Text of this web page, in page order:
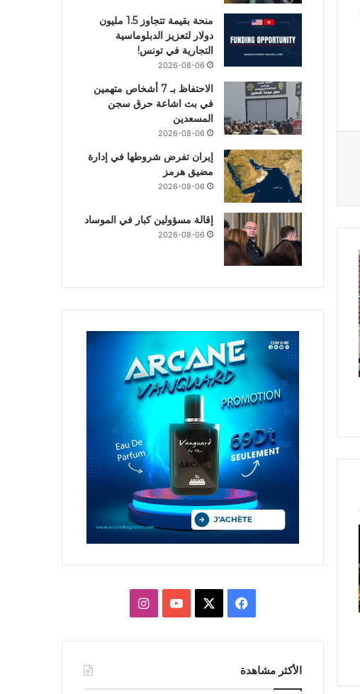
منحة بقيمة تتجاوز 1.5 مليون
دولار لتعزيز الدبلوماسية
التجارية في تونس!
2026-08-06
الاحتفاظ بـ 7 أشخاص متهمين
في بث اشاعة حرق سجن
المسعدين
2026-08-06
إيران تفرض شروطها في إدارة
مضيق هرمز
2026-08-06
إقالة مسؤولين كبار في الموساد
2026-08-06
فيسبوك يوتيوبانستقرام
الأكثر مشاهدة